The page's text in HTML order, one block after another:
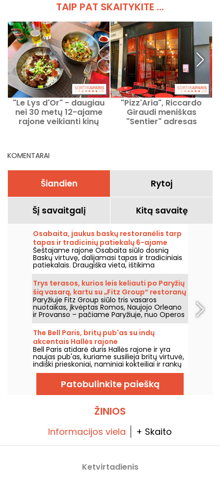
TAIP PAT SKAITYKITE ...
"Le Lys d'Or" - daugiau
nei 30 metų 12-ajame
rajone veikianti kinų
"Pizz'Aria", Riccardo
Giraudi meniškas
"Sentier" adresas
KOMENTARAI
Šiandien Rytoj
Šį savaitgalį Kitą savaitę
Osabaita, jaukus baskų restoranėlis tarp
tapas ir tradicinių patiekalų 6-ajame
rajone.
Šeštajame rajone Osabaita siūlo dosnią
Baskų virtuvę, dalijamasi tapas ir tradiciniais
patiekalais. Draugiška vieta, ištikima
Pietvakarių Vakarų regiono gaminiams ir
vertybėms.
Trys terasos, kurios leis keliauti po Paryžių
šią vasarą, kartu su „Fitz Group“ restoranų
grupe.
Paryžiuje Fitz Group siūlo tris vasaros
nuotaikas, įkvėptas Romos, Naujojo Orleano
ir Provanso – pačiame Paryžiuje, nuo Operos
iki Eifelio bokšto. Kiekviena vieta, su savo
terasa, siūlo visavertę sustojimą, neišeinant
iš sostinės.
The Bell Paris, britų pub'as su indų
akcentais Hallės rajone
Bell Paris atidarė duris Hallės rajone ir yra
naujas pub'as, kuriame susilieja britų virtuvė,
indiški prieskoniai, naminiai kokteiliai ir rankų
darbo alūs, o interjerą kūrė dizaineris Jim
Patobulinkite paiešką
ŽINIOS
Informacijos viela + Skaito
Ketvirtadienis